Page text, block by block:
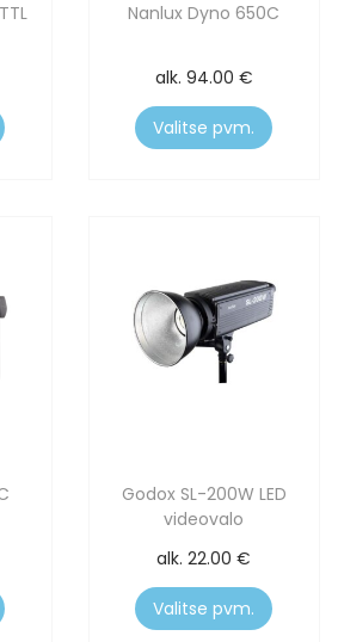
Nanlux Dyno 650C
alk. 94.00 €
Valitse pvm.
Godox SL-200W LED
videovalo
alk.22.00€
Valitse pvm.